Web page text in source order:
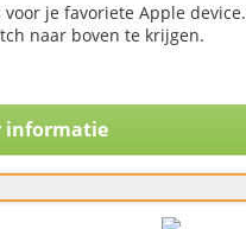
je favoriete Apple device.
naar boven te krijgen.
informatie